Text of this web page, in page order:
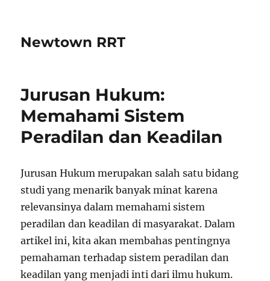
Newtown RRT
Jurusan Hukum:
Memahami Sistem
Peradilan dan Keadilan
Jurusan Hukum merupakan salah satu bidang
studi yang menarik banyak minat karena
relevansinya dalam memahami sistem
peradilan dan keadilan di masyarakat. Dalam
artikel ini, kita akan membahas pentingnya
pemahaman terhadap sistem peradilan dan
keadilan yang menjadi inti dari ilmu hukum.